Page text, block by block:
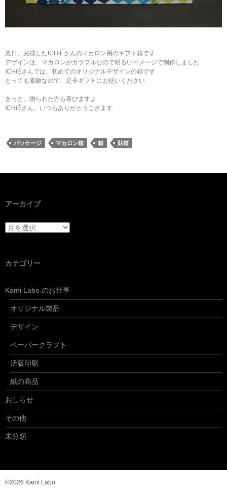
先日、完成したICHiÉさんのマカロン用のギフト箱です
デザインは、マカロンがカラフルなので明るいイメージで制作しました
ICHiÉさんでは、初めてのオリジナルデザインの箱です
とっても素敵なので、是非ギフトにお使いください
きっと、贈られた方も喜びますよ
ICHiÉさん、いつもありがとうござます
パッケージ マカロン箱 箱 貼箱
アーカイブ
アーカイブ
カテゴリー
Kami Labo.のお仕事
オリジナル製品
デザイン
ペーパークラフト
活版印刷
紙の商品
おしらせ
その他
未分類
©2026 Kami Labo.